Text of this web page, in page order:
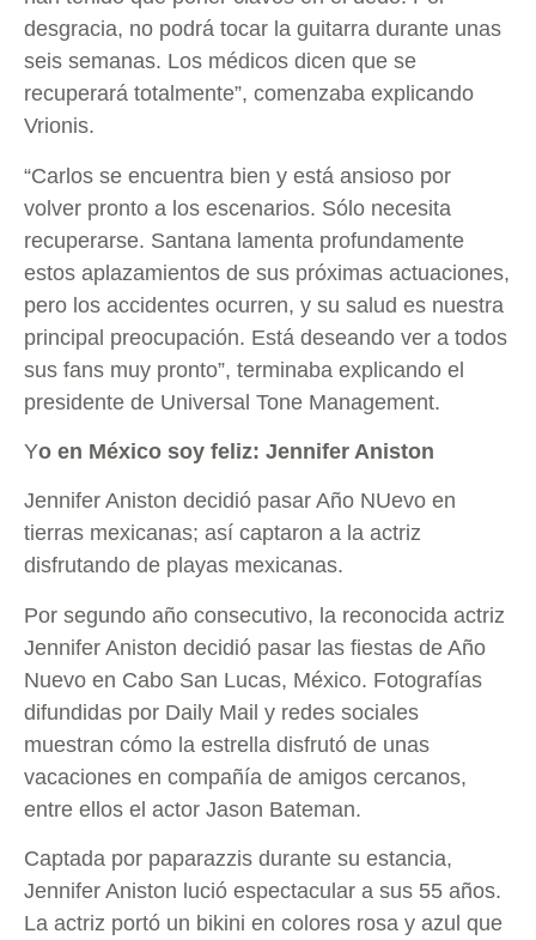
desgracia, no podrá tocar la guitarra durante unas
seis semanas. Los médicos dicen que se
recuperará totalmente”, comenzaba explicando
Vrionis.
“Carlos se encuentra bien y está ansioso por
volver pronto a los escenarios. Sólo necesita
recuperarse. Santana lamenta profundamente
estos aplazamientos de sus próximas actuaciones,
pero los accidentes ocurren, y su salud es nuestra
principal preocupación. Está deseando ver a todos
sus fans muy pronto”, terminaba explicando el
presidente de Universal Tone Management.
Yo en México soy feliz: Jennifer Aniston
Jennifer Aniston decidió pasar Año NUevo en
tierras mexicanas; así captaron a la actriz
disfrutando de playas mexicanas.
Por segundo año consecutivo, la reconocida actriz
Jennifer Aniston decidió pasar las fiestas de Año
Nuevo en Cabo San Lucas, México. Fotografías
difundidas por Daily Mail y redes sociales
muestran cómo la estrella disfrutó de unas
vacaciones en compañía de amigos cercanos,
entre ellos el actor Jason Bateman.
Captada por paparazzis durante su estancia,
Jennifer Aniston lució espectacular a sus 55 años.
La actriz portó un bikini en colores rosa y azul que